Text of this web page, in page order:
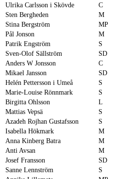
Ulrika Carlsson i Skövde
C
Sten Bergheden
M
Stina Bergström
MP
Pål Jonson
M
Patrik Engström
S
Sven-Olof Sällström
SD
Anders W Jonsson
C
Mikael Jansson
SD
Helén Pettersson i Umeå
S
Marie-Louise Rönnmark
S
Birgitta Ohlsson
L
Mattias Vepsä
S
Azadeh Rojhan Gustafsson
S
Isabella Hökmark
M
Anna Kinberg Batra
M
Anti Avsan
M
Josef Fransson
SD
Sanne Lennström
S